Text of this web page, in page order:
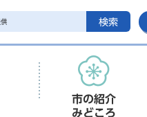
検索
市の紹介
みどころ